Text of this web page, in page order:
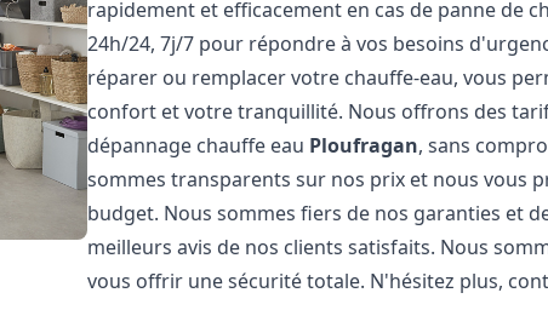
rapidement et efficacement en cas de panne de
24h/24, 7j/7 pour répondre à vos besoins
réparer ou remplacer votre chauffe-eau, vous
confort et votre tranquillité. Nous offrons des
dépannage chauffe eau Ploufragan, sans
sommes transparents sur nos prix et nous vous
budget. Nous sommes fiers de nos garanties et
meilleurs avis de nos clients satisfaits. Nous
vous offrir une sécurité totale. N'hésitez plus,